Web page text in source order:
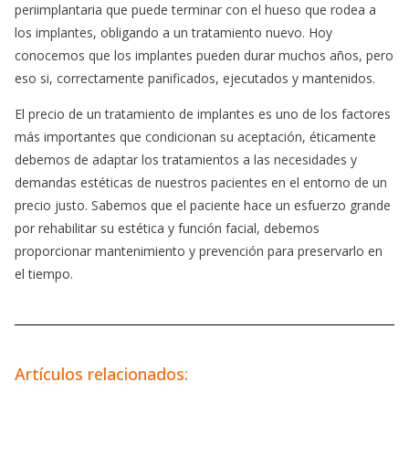
periimplantaria que puede terminar con el hueso que rodea a
los implantes, obligando a un tratamiento nuevo. Hoy
conocemos que los implantes pueden durar muchos años, pero
eso si, correctamente panificados, ejecutados y mantenidos.
El precio de un tratamiento de implantes es uno de los factores
más importantes que condicionan su aceptación, éticamente
debemos de adaptar los tratamientos a las necesidades y
demandas estéticas de nuestros pacientes en el entorno de un
precio justo. Sabemos que el paciente hace un esfuerzo grande
por rehabilitar su estética y función facial, debemos
proporcionar mantenimiento y prevención para preservarlo en
el tiempo.
Artículos relacionados: